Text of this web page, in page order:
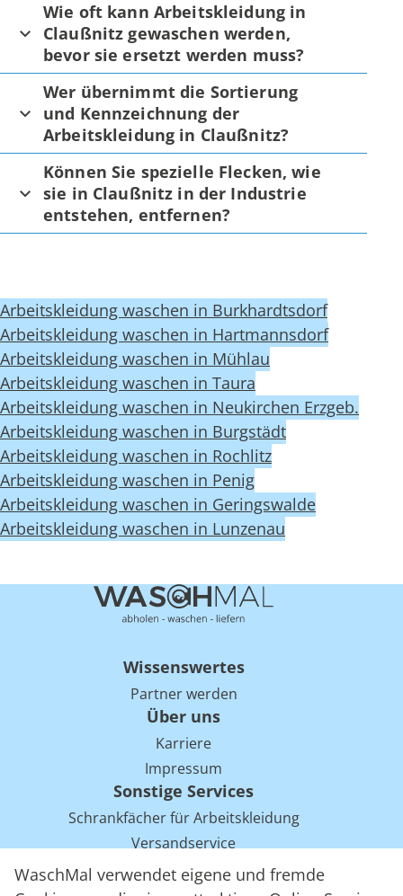
WaschMal verwendet eigene und fremde
Wie oft kann Arbeitskleidung in
Claußnitz gewaschen werden,
bevor sie ersetzt werden muss?
Wer übernimmt die Sortierung
und Kennzeichnung der
Arbeitskleidung in Claußnitz?
Können Sie spezielle Flecken, wie
sie in Claußnitz in der Industrie
entstehen, entfernen?
Arbeitskleidung waschen in Burkhardtsdorf
Arbeitskleidung waschen in Hartmannsdorf
Arbeitskleidung waschen in Mühlau
Arbeitskleidung waschen in Taura
Arbeitskleidung waschen in Neukirchen Erzgeb.
Arbeitskleidung waschen in Burgstädt
Arbeitskleidung waschen in Rochlitz
Arbeitskleidung waschen in Penig
Arbeitskleidung waschen in Geringswalde
Arbeitskleidung waschen in Lunzenau
Wissenswertes
Partner werden
Über uns
Karriere
Impressum
Sonstige Services
Schrankfächer für Arbeitskleidung
Versandservice
Einsparpotentiale für Mietwäsche bei Arbeitskleidung